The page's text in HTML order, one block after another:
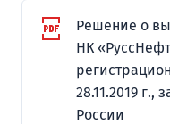
Решение о
НК
28.11.2019 г.,
России